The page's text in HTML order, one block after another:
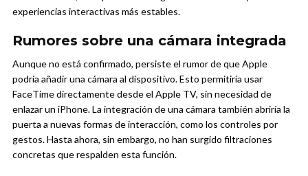
experiencias interactivas más estables.
Rumores sobre una cámara integrada
Aunque no está confirmado, persiste el rumor de que Apple
podría añadir una cámara al dispositivo. Esto permitiría usar
FaceTime directamente desde el Apple TV, sin necesidad de
enlazar un iPhone. La integración de una cámara también abriría la
puerta a nuevas formas de interacción, como los controles por
gestos. Hasta ahora, sin embargo, no han surgido filtraciones
concretas que respalden esta función.